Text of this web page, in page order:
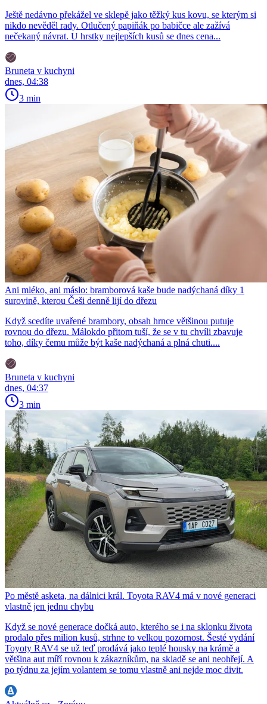
Ještě nedávno překážel ve sklepě jako těžký kus kovu, se kterým si
nikdo nevěděl rady. Otlučený papiňák po babičce ale zažívá
nečekaný návrat. U hrstky nejlepších kusů se dnes cena...
Bruneta v kuchyni
dnes, 04:38
3 min
Ani mléko, ani máslo: bramborová kaše bude nadýchaná díky 1
surovině, kterou Češi denně lijí do dřezu
Když scedíte uvařené brambory, obsah hrnce většinou putuje
rovnou do dřezu. Málokdo přitom tuší, že se v tu chvíli zbavuje
toho, díky čemu může být kaše nadýchaná a plná chuti....
Bruneta v kuchyni
dnes, 04:37
3 min
Po městě asketa, na dálnici král. Toyota RAV4 má v nové generaci
vlastně jen jednu chybu
Když se nové generace dočká auto, kterého se i na sklonku života
prodalo přes milion kusů, strhne to velkou pozornost. Šesté vydání
Toyoty RAV4 se už teď prodává jako teplé housky na krámě a
většina aut míří rovnou k zákazníkům, na skladě se ani neohřejí. A
po týdnu za jejím volantem se tomu vlastně ani nejde moc divit.